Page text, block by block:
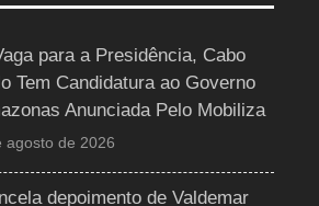
para a Presidência, Cabo
Tem Candidatura ao Governo
Anunciada Pelo Mobiliza
agosto de 2026
depoimento de Valdemar